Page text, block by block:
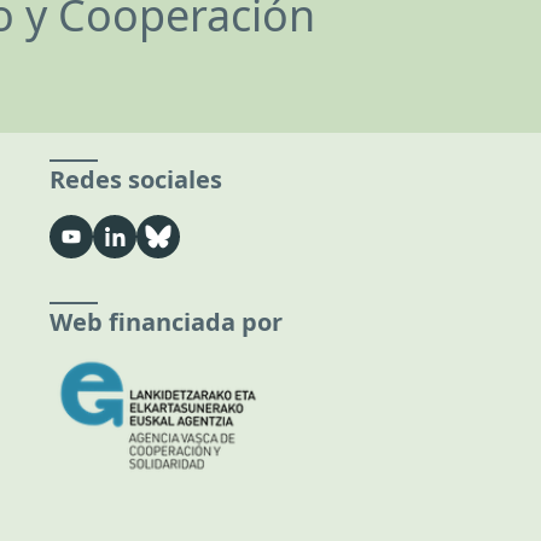
Cooperación
Redes sociales
Web financiada por